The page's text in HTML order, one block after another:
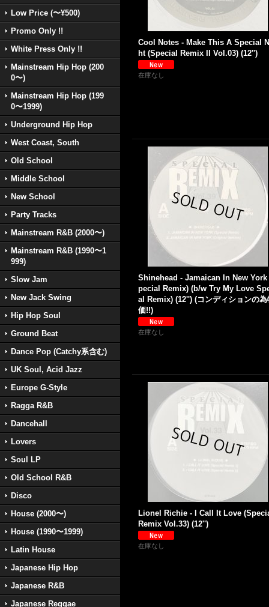
Low Price (〜¥500)
Promo Only !!
White Press Only !!
Mainstream Hip Hop (200
0〜)
Mainstream Hip Hop (199
0〜1999)
Underground Hip Hop
West Coast, South
Old School
Middle School
New School
Party Tracks
Mainstream R&B (2000〜)
Mainstream R&B (1990〜1
999)
Slow Jam
New Jack Swing
Hip Hop Soul
Ground Beat
Dance Pop (Catchy系含む)
UK Soul, Acid Jazz
Europe G-Style
Ragga R&B
Dancehall
Lovers
Soul LP
Old School R&B
Disco
House (2000〜)
House (1990〜1999)
Latin House
Japanese Hip Hop
Japanese R&B
Japanese Reggae
Cool Notes - Make This A Special
ht (Special Remix II Vol.03) (12'')
在庫なし
Shinehead - Jamaican In New York
pecial Remix) (b/w Try My Love
al Remix) (12'') (コンディションの為
価!!)
在庫なし
Lionel Richie - I Call It Love
Remix Vol.33) (12'')
在庫なし